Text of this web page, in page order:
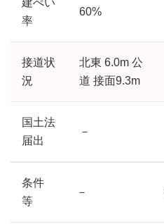
建ぺい
率
60%
接道状
況
北東 6.0m 公
道 接面9.3m
国土法
届出
－
条件
等
－